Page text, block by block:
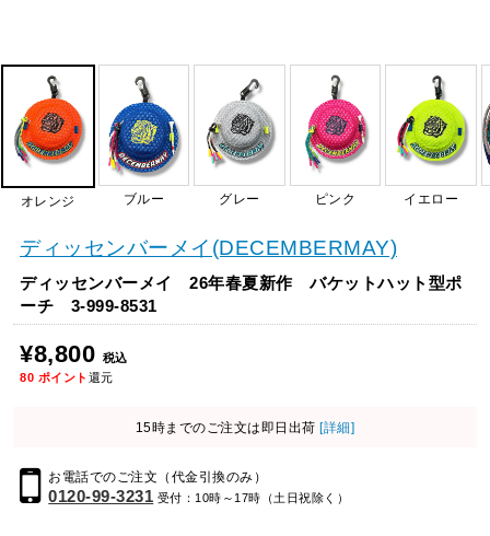
オレンジ ブルー グレー ピンク イエロー
ディッセンバーメイ(DECEMBERMAY)
ディッセンバーメイ 26年春夏新作 バケットハット型ポ
ーチ 3-999-8531
¥8,800 税込
80 ポイント 還元
15時までのご注文は即日出荷 [詳細]
お電話でのご注文（代金引換のみ）
0120-99-3231 受付：10時～17時（土日祝除く）